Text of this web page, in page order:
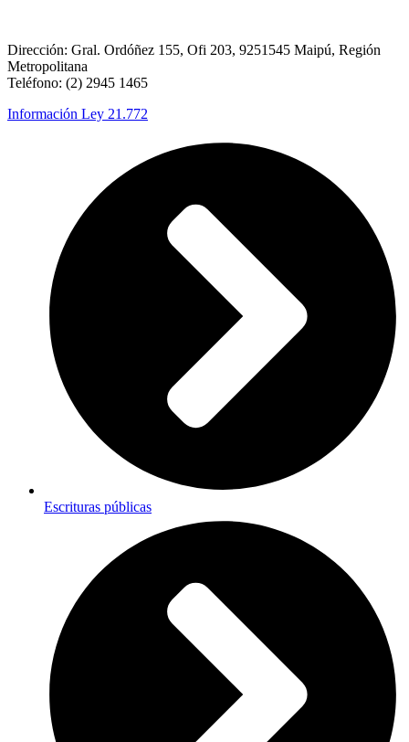
Dirección: Gral. Ordóñez 155, Ofi 203, 9251545 Maipú, Región
Metropolitana
Teléfono: (2) 2945 1465
Información Ley 21.772
Escrituras públicas